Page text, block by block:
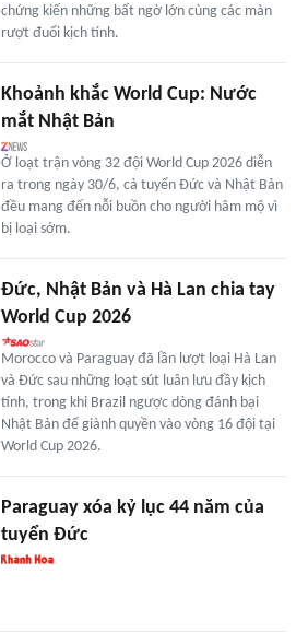
chứng kiến những bất ngờ lớn cùng các màn
rượt đuổi kịch tính.
Khoảnh khắc World Cup: Nước
mắt Nhật Bản
Ở loạt trận vòng 32 đội World Cup 2026 diễn
ra trong ngày 30/6, cả tuyển Đức và Nhật Bản
đều mang đến nỗi buồn cho người hâm mộ vì
bị loại sớm.
Đức, Nhật Bản và Hà Lan chia tay
World Cup 2026
Morocco và Paraguay đã lần lượt loại Hà Lan
và Đức sau những loạt sút luân lưu đầy kịch
tính, trong khi Brazil ngược dòng đánh bại
Nhật Bản để giành quyền vào vòng 16 đội tại
World Cup 2026.
Paraguay xóa kỷ lục 44 năm của
tuyển Đức